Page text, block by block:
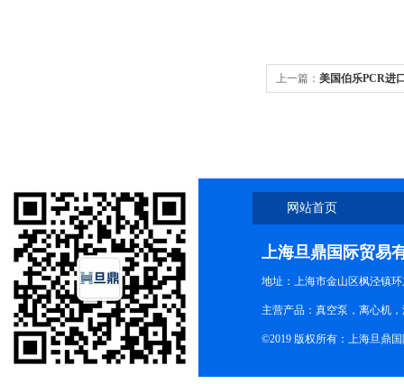
上一篇： 美国伯乐PCR进
网站首页
上海旦鼎国际贸易
地址：上海市金山区枫泾镇
主营产品：真空泵，离心机
©2019 版权所有：上海旦鼎